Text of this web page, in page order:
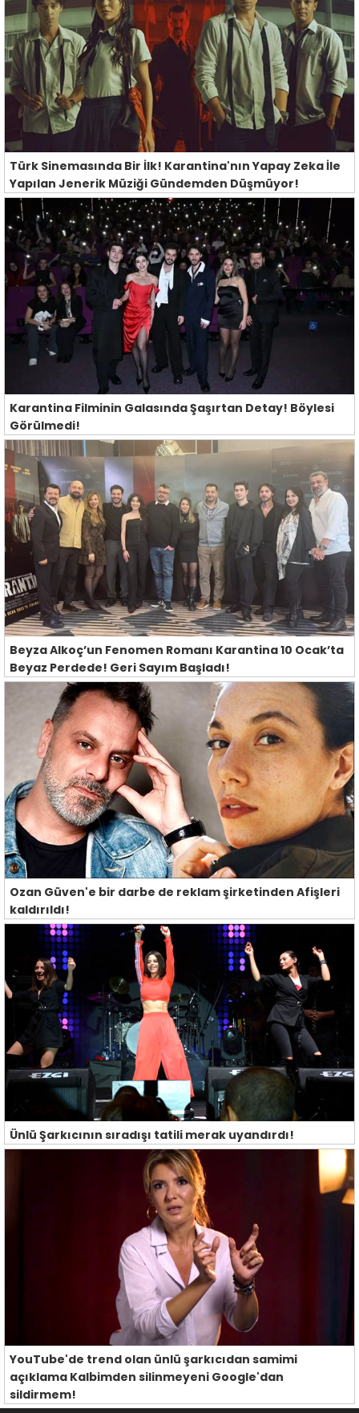
Türk Sinemasında Bir İlk! Karantina'nın Yapay Zeka İle
Yapılan Jenerik Müziği Gündemden Düşmüyor!
Karantina Filminin Galasında Şaşırtan Detay! Böylesi
Görülmedi!
Beyza Alkoç’un Fenomen Romanı Karantina 10 Ocak’ta
Beyaz Perdede! Geri Sayım Başladı!
Ozan Güven'e bir darbe de reklam şirketinden Afişleri
kaldırıldı!
Ünlü Şarkıcının sıradışı tatili merak uyandırdı!
YouTube'de trend olan ünlü şarkıcıdan samimi
açıklama Kalbimden silinmeyeni Google'dan
sildirmem!